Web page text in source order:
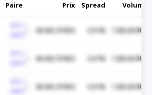
Paire Prix Spread Volume
48 430,70 $US 0.01% 1 285,06 $US
48 430,70 $US 0.01% 1 285,06 $US
48 430,70 $US 0.01% 1 285,06 $US